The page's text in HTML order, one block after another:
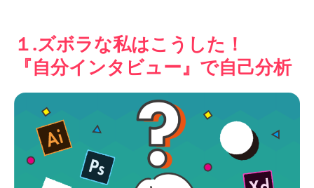
１.ズボラな私はこうした！
『自分インタビュー』で自己分析